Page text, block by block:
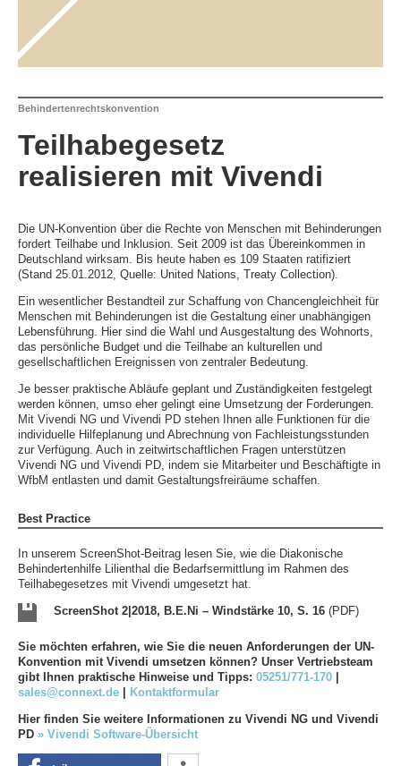
Behindertenrechtskonvention
Teilhabegesetz
realisieren mit Vivendi
Die UN-Konvention über die Rechte von Menschen mit Behinderungen
fordert Teilhabe und Inklusion. Seit 2009 ist das Übereinkommen in
Deutschland wirksam. Bis heute haben es 109 Staaten ratifiziert
(Stand 25.01.2012, Quelle: United Nations, Treaty Collection).
Ein wesentlicher Bestandteil zur Schaffung von Chancengleichheit für
Menschen mit Behinderungen ist die Gestaltung einer unabhängigen
Lebensführung. Hier sind die Wahl und Ausgestaltung des Wohnorts,
das persönliche Budget und die Teilhabe an kulturellen und
gesellschaftlichen Ereignissen von zentraler Bedeutung.
Je besser praktische Abläufe geplant und Zuständigkeiten festgelegt
werden können, umso eher gelingt eine Umsetzung der Forderungen.
Mit Vivendi NG und Vivendi PD stehen Ihnen alle Funktionen für die
individuelle Hilfeplanung und Abrechnung von Fachleistungsstunden
zur Verfügung. Auch in zeitwirtschaftlichen Fragen unterstützen
Vivendi NG und Vivendi PD, indem sie Mitarbeiter und Beschäftigte in
WfbM entlasten und damit Gestaltungsfreiräume schaffen.
Best Practice
In unserem ScreenShot-Beitrag lesen Sie, wie die Diakonische
Behindertenhilfe Lilienthal die Bedarfsermittlung im Rahmen des
Teilhabegesetzes mit Vivendi umgesetzt hat.
ScreenShot 2|2018, B.E.Ni – Windstärke 10, S. 16 (PDF)
Sie möchten erfahren, wie Sie die neuen Anforderungen der UN-
Konvention mit Vivendi umsetzen können? Unser Vertriebsteam
gibt Ihnen praktische Hinweise und Tipps: 05251/771-170
sales@connext.de
Kontaktformular
Hier finden Sie weitere Informationen zu Vivendi NG und Vivendi
PD » Vivendi Software-Übersicht